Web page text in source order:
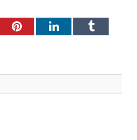
PinterestLinkedInTumblr